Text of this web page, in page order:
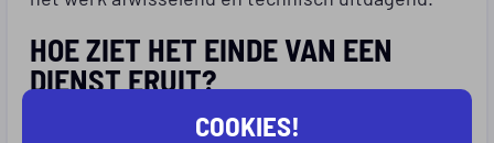
HOE ZIET HET EINDE VAN EEN
DIENST ERUIT?
Aan het einde van de werkdag rond je lopende
COOKIES!